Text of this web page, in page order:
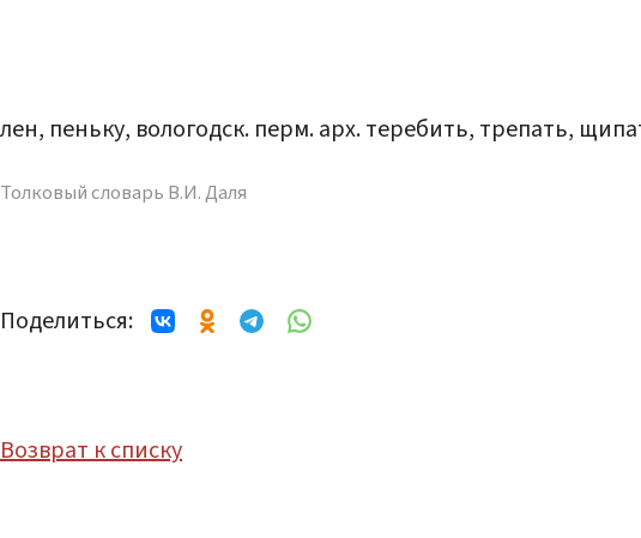
лен, пеньку, вологодск. перм. арх. теребить, трепать,
Толковый словарь В.И. Даля
Поделиться:
Возврат к списку